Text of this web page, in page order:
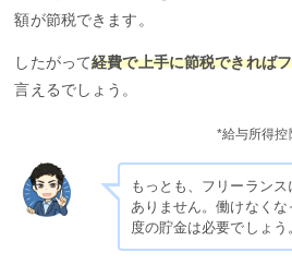
額が節税できます。
したがって経費で上手に節税できれば
言えるでしょう。
*給与所得控
もっとも、フリーラン
ありません。働けなく
度の貯金は必要でしょう